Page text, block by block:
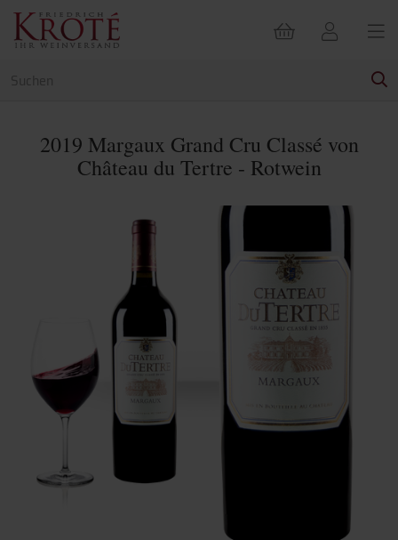
2019 Margaux Grand Cru Classé von
Château du Tertre - Rotwein